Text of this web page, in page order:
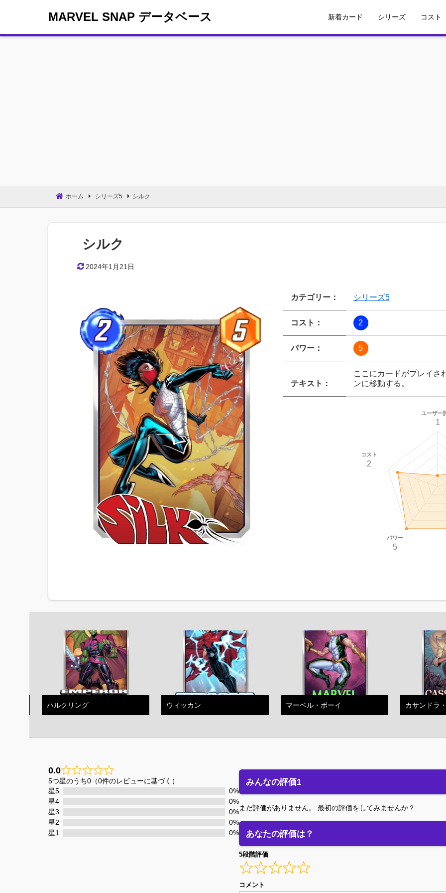
MARVEL SNAP データベース 新着カード シリーズ コスト
ホーム シリーズ5 シルク
シルク
2024年1月21日
カテゴリー： シリーズ5
コスト： 2
パワー： 5
テキスト：
ここにカードがプレイさ
ンに移動する。
ユーザー
1
コスト
2
パワー
5
ハルクリング ウィッカン マーベル・ボーイ カサンドラ
0.0 0
5つ星のうち0（0件のレビューに基づく）
星5
0%
星4
0%
星3
0%
星2
0%
星1
0%
みんなの評価1
まだ評価がありません。 最初の評価をしてみませんか？
あなたの評価は？
5段階評価
コメント